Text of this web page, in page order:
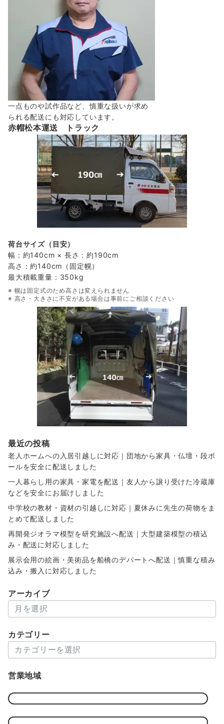
一点ものや試作品など、慎重な扱いが求め
られる配送にも対応しています。
赤帽松本運送 トラック
荷台サイズ（目安）
幅：約140cm × 長さ：約190cm
高さ：約140cm（固定幌）
最大積載重量：350kg
※ 幌は固定式のため高さは変えられません
※ 高さ・大きさに不安がある場合は事前にご相談ください
最近の投稿
老人ホームへの入居引越しに対応｜団地から家具・仏壇・段ボ
ールを安全に配送しました
一人暮らし用の家具・家電を配送｜友人から譲り受けた冷蔵庫
などを安全にお届けしました
中学校の教材・資材の引越しに対応｜夏休みに先生の荷物をま
とめて配送しました
再開発ジオラマ模型を研究施設へ配送｜大型建築模型の積込
み・配送に対応しました
展示会用の絵画・美術品を船橋のデパートへ配送｜慎重な積み
込み・搬入に対応しました
アーカイブ
ー
イ
カテゴリー
テ
リ
営業地域